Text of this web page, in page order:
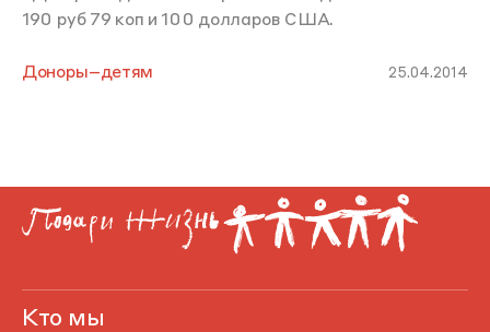
190 руб 79 коп и 100 долларов США.
Доноры–детям 25.04.2014
Кто мы